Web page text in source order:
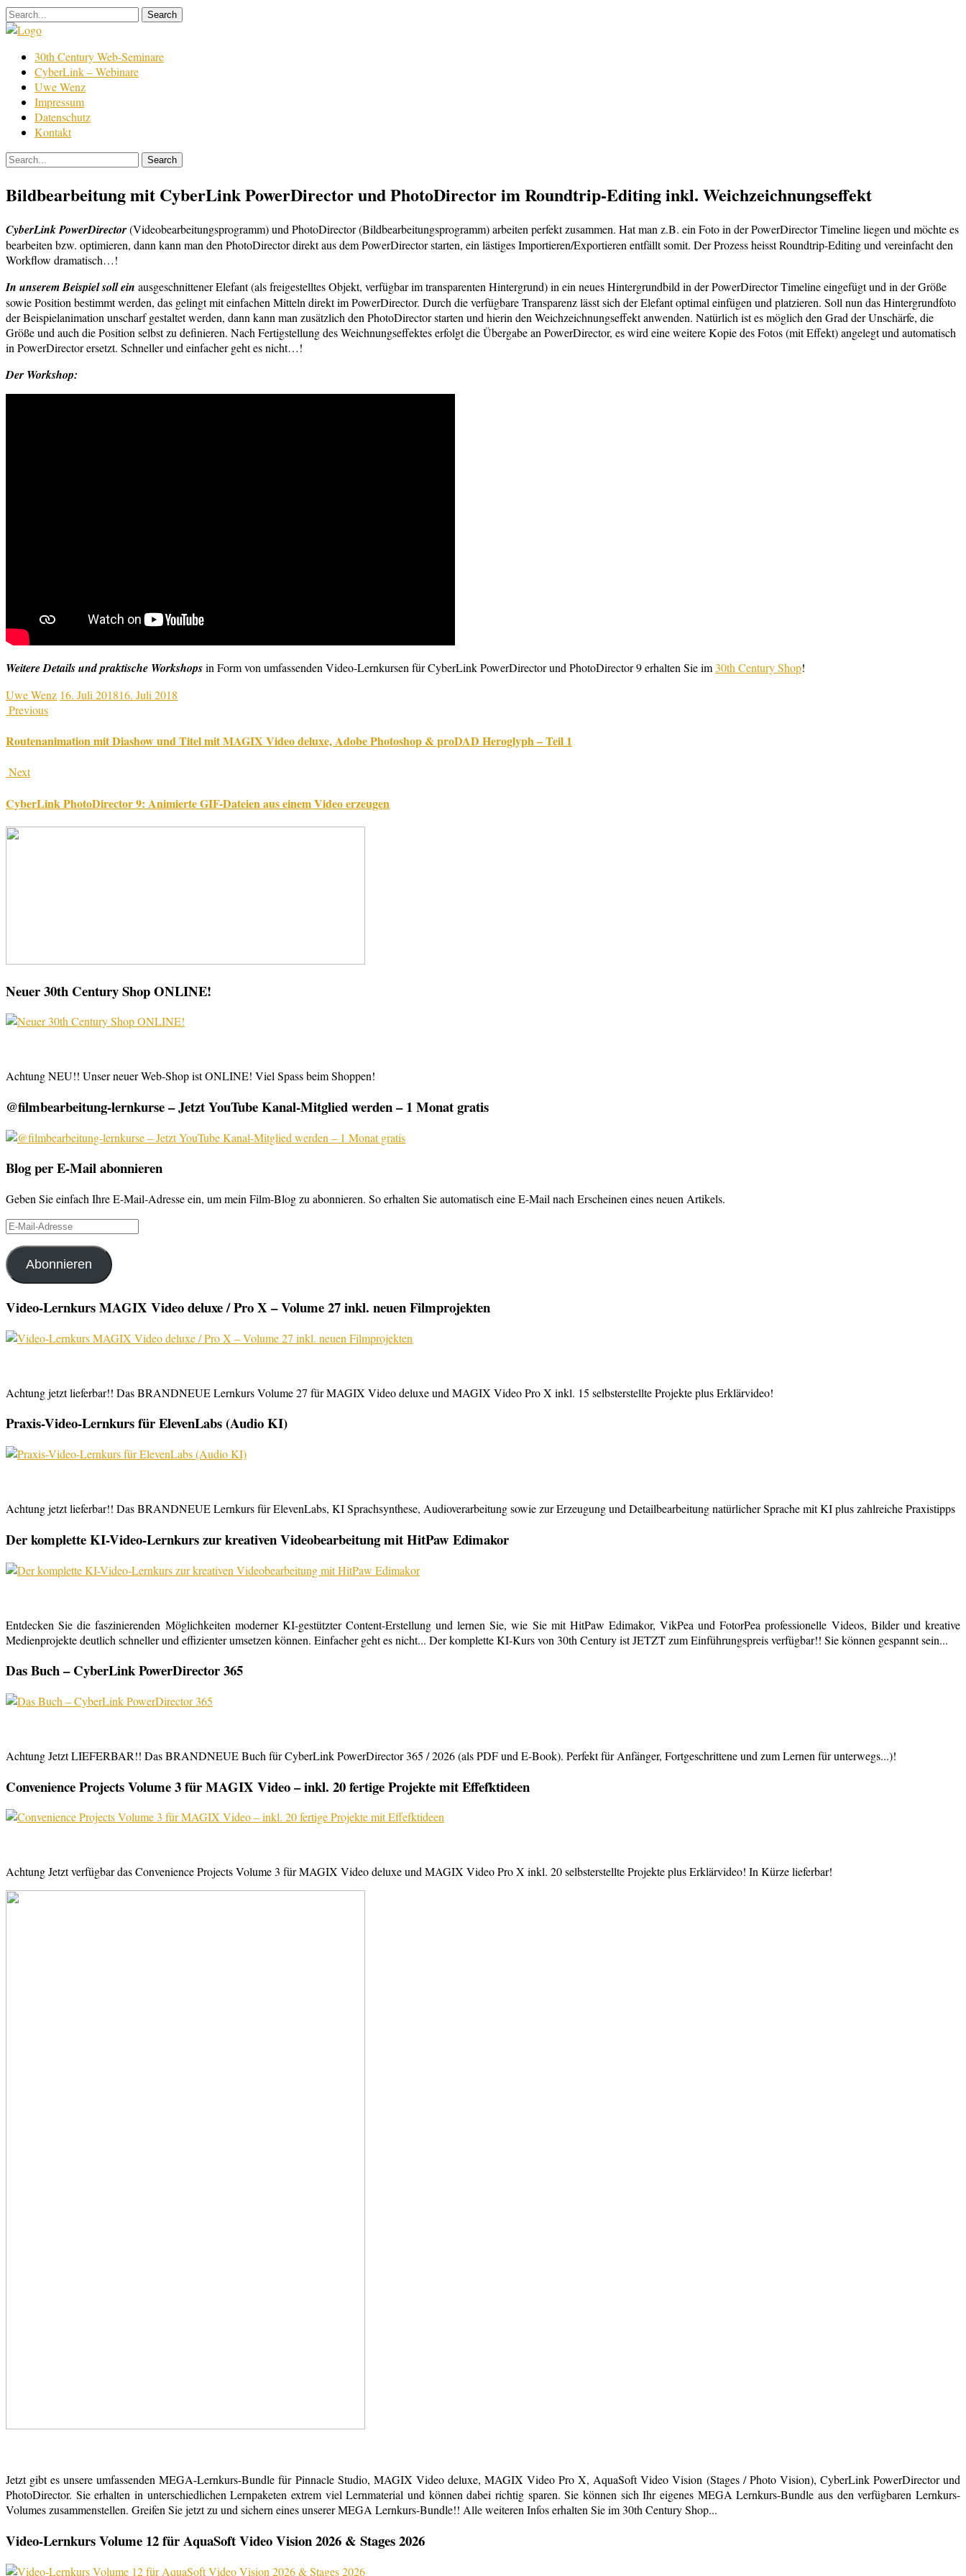
Skip
to
Film
Bearbeitung
30th Century Web-Seminare
CyberLink – Webinare
Uwe Wenz
Impressum
Datenschutz
Kontakt
Bildbearbeitung mit CyberLink PowerDirector und PhotoDirector im Roundtrip-Editing inkl. Weichzeichnungseffekt
CyberLink PowerDirector(Videobearbeitungsprogramm) und PhotoDirector (Bildbearbeitungsprogramm) arbeiten perfekt zusammen. Hat man z.B. ein Foto in der PowerDirector Timeline liegen und möchte es
bearbeiten bzw. optimieren, dann kann man den PhotoDirector direkt aus dem PowerDirector starten, ein lästiges Importieren/Exportieren entfällt somit. Der Prozess heisst Roundtrip-Editing und vereinfacht den
Workflow dramatisch…!
In unserem Beispiel soll ein ausgeschnittener Elefant (als freigestelltes Objekt, verfügbar im transparenten Hintergrund) in ein neues Hintergrundbild in der PowerDirector Timeline eingefügt und in der Größe
sowie Position bestimmt werden, das gelingt mit einfachen Mitteln direkt im PowerDirector. Durch die verfügbare Transparenz lässt sich der Elefant optimal einfügen und platzieren. Soll nun das Hintergrundfoto
der Beispielanimation unscharf gestaltet werden, dann kann man zusätzlich den PhotoDirector starten und hierin den Weichzeichnungseffekt anwenden. Natürlich ist es möglich den Grad der Unschärfe, die
Größe und auch die Position selbst zu definieren. Nach Fertigstellung des Weichnungseffektes erfolgt die Übergabe an PowerDirector, es wird eine weitere Kopie des Fotos (mit Effekt) angelegt und automatisch
in PowerDirector ersetzt. Schneller und einfacher geht es nicht…!
Der Workshop:
Weitere Details und praktische Workshopsin Form von umfassenden Video-Lernkursen für CyberLink PowerDirector und PhotoDirector 9 erhalten Sie im30th Century Shop!
Uwe Wenz 16. Juli 201816. Juli 2018
Previous
Routenanimation mit Diashow und Titel mit MAGIX Video deluxe, Adobe Photoshop & proDAD Heroglyph – Teil 1
Next
CyberLink PhotoDirector 9: Animierte GIF-Dateien aus einem Video erzeugen
Neuer 30th Century Shop ONLINE!
Achtung NEU!! Unser neuer Web-Shop ist ONLINE! Viel Spass beim Shoppen!
@filmbearbeitung-lernkurse – Jetzt YouTube Kanal-Mitglied werden – 1 Monat gratis
Blog per E-Mail abonnieren
Geben Sie einfach Ihre E-Mail-Adresse ein, um mein Film-Blog zu abonnieren. So erhalten Sie automatisch eine E-Mail nach Erscheinen eines neuen Artikels.
E-
Adresse
Abonnieren
Video-Lernkurs MAGIX Video deluxe / Pro X – Volume 27 inkl. neuen Filmprojekten
Achtung jetzt lieferbar!! Das BRANDNEUE Lernkurs Volume 27 für MAGIX Video deluxe und MAGIX Video Pro X inkl. 15 selbsterstellte Projekte plus Erklärvideo!
Praxis-Video-Lernkurs für ElevenLabs (Audio KI)
Achtung jetzt lieferbar!! Das BRANDNEUE Lernkurs für ElevenLabs, KI Sprachsynthese, Audioverarbeitung sowie zur Erzeugung und Detailbearbeitung natürlicher Sprache mit KI plus zahlreiche Praxistipps
Der komplette KI-Video-Lernkurs zur kreativen Videobearbeitung mit HitPaw Edimakor
Entdecken Sie die faszinierenden Möglichkeiten moderner KI-gestützter Content-Erstellung und lernen Sie, wie Sie mit HitPaw Edimakor, VikPea und FotorPea professionelle Videos, Bilder und kreative
Medienprojekte deutlich schneller und effizienter umsetzen können. Einfacher geht es nicht... Der komplette KI-Kurs von 30th Century ist JETZT zum Einführungspreis verfügbar!! Sie können gespannt sein...
Das Buch – CyberLink PowerDirector 365
Achtung Jetzt LIEFERBAR!! Das BRANDNEUE Buch für CyberLink PowerDirector 365 / 2026 (als PDF und E-Book). Perfekt für Anfänger, Fortgeschrittene und zum Lernen für unterwegs...)!
Convenience Projects Volume 3 für MAGIX Video – inkl. 20 fertige Projekte mit Effefktideen
Achtung Jetzt verfügbar das Convenience Projects Volume 3 für MAGIX Video deluxe und MAGIX Video Pro X inkl. 20 selbsterstellte Projekte plus Erklärvideo! In Kürze lieferbar!
Jetzt gibt es unsere umfassenden MEGA-Lernkurs-Bundle für Pinnacle Studio, MAGIX Video deluxe, MAGIX Video Pro X, AquaSoft Video Vision (Stages / Photo Vision), CyberLink PowerDirector und
PhotoDirector. Sie erhalten in unterschiedlichen Lernpaketen extrem viel Lernmaterial und können dabei richtig sparen. Sie können sich Ihr eigenes MEGA Lernkurs-Bundle aus den verfügbaren Lernkurs-
Volumes zusammenstellen. Greifen Sie jetzt zu und sichern eines unserer MEGA Lernkurs-Bundle!! Alle weiteren Infos erhalten Sie im 30th Century Shop...
Video-Lernkurs Volume 12 für AquaSoft Video Vision 2026 & Stages 2026